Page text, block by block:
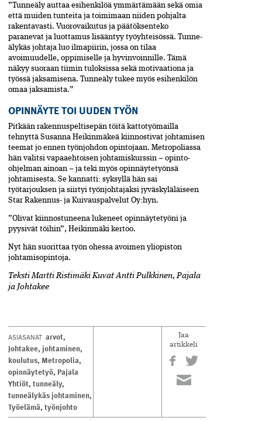
”Tunneäly auttaa esihenkilöä ymmärtämään sekä omia
että muiden tunteita ja toimimaan niiden pohjalta
rakentavasti. Vuorovaikutus ja päätöksenteko
paranevat ja luottamus lisääntyy työyhteisössä. Tunne­
älykäs johtaja luo ilmapiirin, jossa on tilaa
avoimuudelle, oppimiselle ja hyvinvoinnille. Tämä
näkyy suoraan tiimin tuloksissa sekä motivaationa ja
työssä jaksamisena. Tunneäly tukee myös esihenkilön
omaa jaksamista.”
OPINNÄYTE TOI UUDEN TYÖN
Pitkään rakennuspeltisepän töitä kattotyömailla
tehnyttä Susanna Heikinmäkeä kiinnostivat johtamisen
teemat jo ennen työnjohdon opintojaan. Metropoliassa
hän valitsi vapaaehtoisen johtamiskurssin – opinto-
ohjelman ainoan – ja teki myös opinnäytetyönsä
johtamisesta. Se kannatti: syksyllä hän sai
työtarjouksen ja siirtyi työnjohtajaksi jyväskyläläiseen
Star Rakennus- ja Kuivauspalvelut Oy:hyn.
”Olivat kiinnostuneena lukeneet opinnäytetyöni ja
pyysivät töihin”, Heikinmäki kertoo.
Nyt hän suorittaa työn ohessa avoimen yliopiston
johtamisopintoja.
Teksti Martti Ristimäki Kuvat Antti Pulkkinen, Pajala
ja Johtakee
ASIASANAT arvot,
Johtakee, johtaminen,
koulutus, Metropolia,
opinnäytetyö, Pajala
Yhtiöt, tunneäly,
tunneälykäs johtaminen,
Työelämä, työnjohto
Jaa
artikkeli